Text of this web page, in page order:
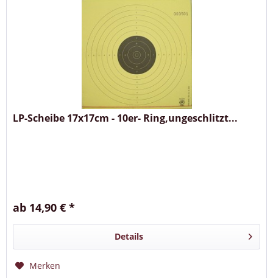
LP-Scheibe 17x17cm - 10er- Ring,ungeschlitzt...
ab 14,90 € *
Details
Merken